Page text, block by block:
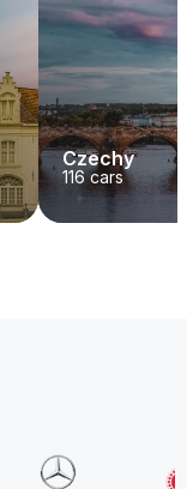
Czechy
116cars